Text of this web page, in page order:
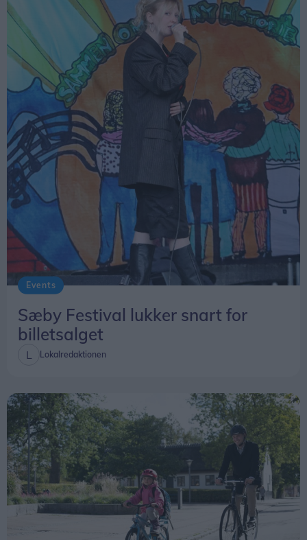
- Jeg synes faktisk, man skulle udnytte chancen
for at se sådan en.
gode sommerminder.
Events
Sæby Festival lukker snart for
billetsalget
Lokalredaktionen